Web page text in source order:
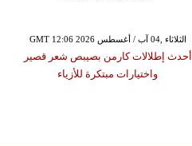
GMT 12:06 2026 الثلاثاء ,04 آب / أغسطس
أحدث إطلالات كارمن بصيبص شعر قصير
واختيارات مبتكرة للأزياء